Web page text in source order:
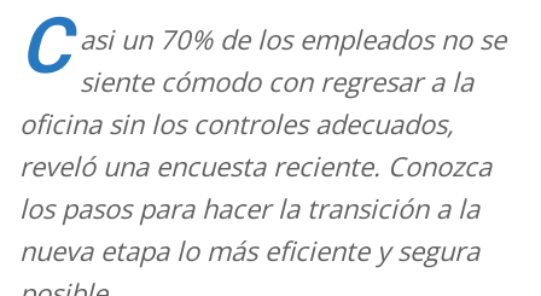
C asi un 70% de los empleados no se
siente cómodo con regresar a la
oficina sin los controles adecuados,
reveló una encuesta reciente. Conozca
los pasos para hacer la transición a la
nueva etapa lo más eficiente y segura